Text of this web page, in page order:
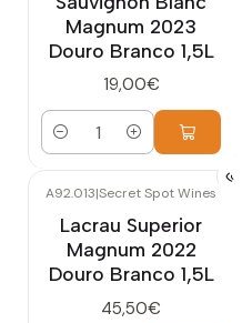
Magnum 2023
Douro Branco 1,5L
19,00€
Quantidade
A92.013|Secret Spot Wines
Lacrau Superior
Magnum 2022
Douro Branco 1,5L
45,50€